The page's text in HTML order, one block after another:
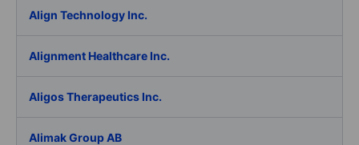
Align Technology Inc.
Alignment Healthcare Inc.
Aligos Therapeutics Inc.
Alimak Group AB